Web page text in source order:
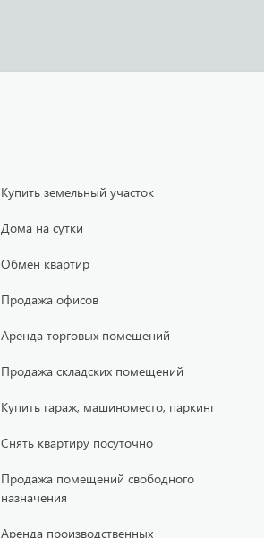
Купить земельный участок
Дома на сутки
Обмен квартир
Продажа офисов
Аренда торговых помещений
Продажа складских помещений
Купить гараж, машиноместо, паркинг
Снять квартиру посуточно
Продажа помещений свободного
назначения
Аренда производственных